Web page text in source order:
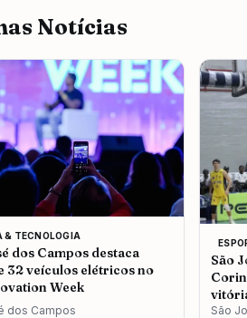
Notícias
& TECNOLOGIA
dos Campos destaca
32 veículos elétricos no
Week
dos Campos
São
São